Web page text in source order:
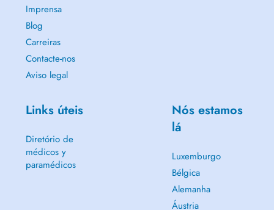
Imprensa
Blog
Carreiras
Contacte-nos
Aviso legal
Links úteis
Diretório de
médicos y
paramédicos
Nós estamos
lá
Luxemburgo
Bélgica
Alemanha
Áustria